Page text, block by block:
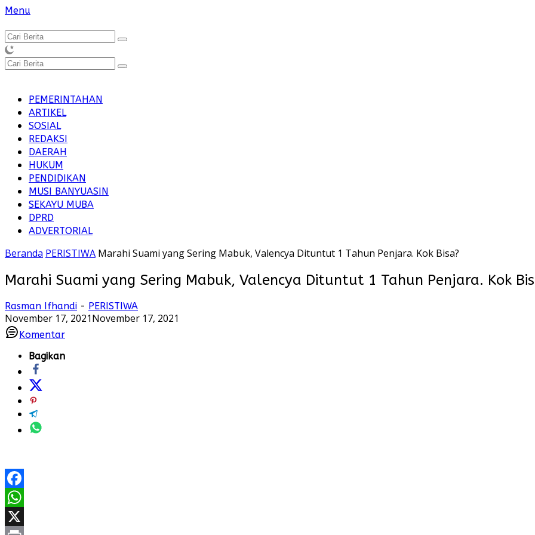
Langsung
konten
Menu
PEMERINTAHAN
ARTIKEL
SOSIAL
REDAKSI
DAERAH
HUKUM
PENDIDIKAN
MUSI BANYUASIN
SEKAYU MUBA
DPRD
ADVERTORIAL
Beranda PERISTIWA Marahi Suami yang Sering Mabuk, Valencya Dituntut 1 Tahun Penjara. Kok Bisa?
Marahi Suami yang Sering Mabuk, Valencya Dituntut 1 Tahun Penjara. Kok
Rasman Ifhandi - PERISTIWA
November 17, 2021November 17, 2021
Komentar
Bagikan
Facebook
WhatsApp